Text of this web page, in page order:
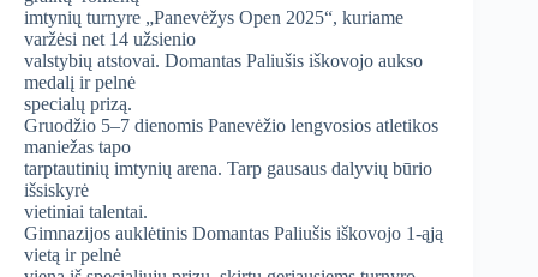
imtynių turnyre „Panevėžys Open 2025“, kuriame
varžėsi net 14 užsienio
valstybių atstovai. Domantas Paliušis iškovojo aukso
medalį ir pelnė
specialų prizą.
Gruodžio 5–7 dienomis Panevėžio lengvosios atletikos
maniežas tapo
tarptautinių imtynių arena. Tarp gausaus dalyvių būrio
išsiskyrė
vietiniai talentai.
Gimnazijos auklėtinis Domantas Paliušis iškovojo 1-ąją
vietą ir pelnė